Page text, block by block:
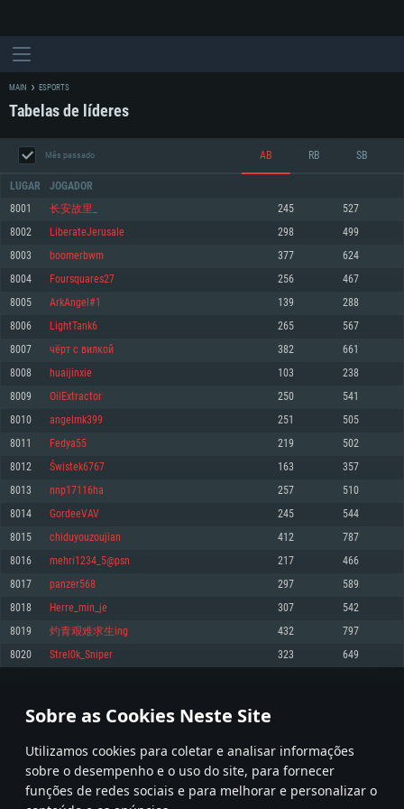
Sobre as Cookies Neste Site
Utilizamos cookies para coletar e analisar informações
sobre o desempenho e o uso do site, para fornecer
funções de redes sociais e para melhorar e personalizar o
REQUERIMENTOS DE SISTEMA
Mínimo
Sistema Operativo: Windows 10 (64 bit)
Processador: Dual-Core 2.2 GHz
Memória: 4GB
Placa Gráfica: Placa com DirectX 11: AMD Radeon 77XX / NVIDIA GeForce
GTX 660. Resolução mínima suportada: 720p
Network: Internet de banda larga.
Disco: 23,1 GB
Recomendado
superior, Radeon RX 570 ou superior
Disco: 75,9 GB
Mínimo
Sistema Operativo: Mac OS Big Sur 11.0 ou versão mais recente
Processador: Core i5 2.2GHz mínimo (Intel Xeon não suportado)
Memória: 6 GB
Placa Gráfica: Intel Iris Pro 5200 (Mac), equivalentes AMD/Nvidia para Mac.
Resolução mínima suportada: 720p com suporte Metal.
Network: Internet de banda larga.
Disco: 21,5 GB
Recomendado
Network: Internet de banda larga.
Mínimo
Sistema Operativo: Distribuições mais modernas do Linux de 64bit
Processador: Dual-Core 2.4 GHz
Memória: 4 GB
Placa Gráfica: NVIDIA 660 com os drivers mais recentes (não mais de 6
meses) / equivalentes AMD com os drivers mais recentes com suporte
Vulkan (não mais de 6 meses); Resolução mínima suportada: 720p.
Network: Internet de banda larga.
Disco: 21,5 GB
Recomendado
Sistema Operativo: Ubuntu 20.04 64bit
Processador: Intel Core i7
Memória: 16 GB
Placa Gráfica: NVIDIA 1060 com os drivers mais recentes (não mais de 6
meses) / equivalentes AMD (Radeon RX 570) com os drivers mais recentes
Network: Internet de banda larga.
MAIN ESPORTS
Tabelas de líderes
Mês passado AB RB SB
LUGAR JOGADOR
8001 长安故里_ 245 527
8002 LiberateJerusale 298 499
8003 boomerbwm 377 624
8004 Foursquares27 256 467
8005 ArkAngel#1 139 288
8006 LightTank6 265 567
8007 чёрт с вилкой 382 661
8008 huaijinxie 103 238
8009 OilExtractor 250 541
8010 angelmk399 251 505
8011 Fedya55 219 502
8012 Świstek6767 163 357
8013 nnp17116ha 257 510
8014 GordeeVAV 245 544
8015 chiduyouzoujian 412 787
8016 mehri1234_5@psn 217 466
8017 panzer568 297 589
8018 Herre_min_je 307 542
8019 灼青艰难求生ing 432 797
8020 Strel0k_Sniper 323 649